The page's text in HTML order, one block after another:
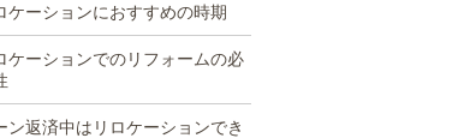
ケーションにおすすめの時期
ケーションでのリフォームの必
ン返済中はリロケーションでき